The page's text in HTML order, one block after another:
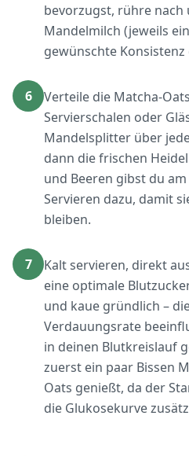
bevorzugst, rühre nach
Mandelmilch (jeweils
gewünschte
6
Verteile die Matcha-
Servierschalen oder
Mandelsplitter über
dann die frischen
und Beeren gibst du
Servieren dazu, damit
bleiben.
7
Kalt servieren, direkt
eine optimale
und kaue gründlich –
Verdauungsrate
in deinen Blutkreislauf
zuerst ein paar Bissen
Oats genießt, da der
die Glukosekurve